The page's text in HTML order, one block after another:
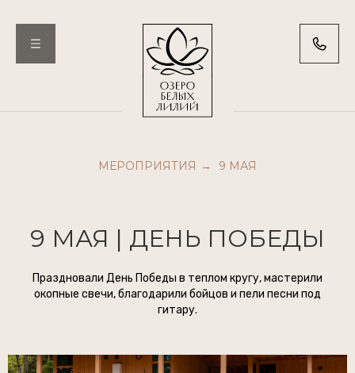
МЕРОПРИЯТИЯ → 9 МАЯ
9 МАЯ | ДЕНЬ ПОБЕДЫ
Праздновали День Победы в теплом кругу, мастерили
окопные свечи, благодарили бойцов и пели песни под
гитару.